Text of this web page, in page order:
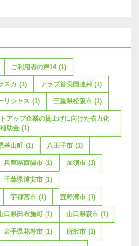
ご利用者の声14 (1)
スカ (1) アラブ首長国連邦 (1)
リシャス (1) 三重県松阪市 (1)
アップ企業の賃上げに向けた省力化
助金 (1)
基山町 (1) 八王子市 (1)
兵庫県西脇市 (1) 加須市 (1)
千葉県浦安市 (1)
宇都宮市 (1) 宜野湾市 (1)
口県田布施町 (1) 山口県萩市 (1)
岩手県花巻市 (1) 所沢市 (1)